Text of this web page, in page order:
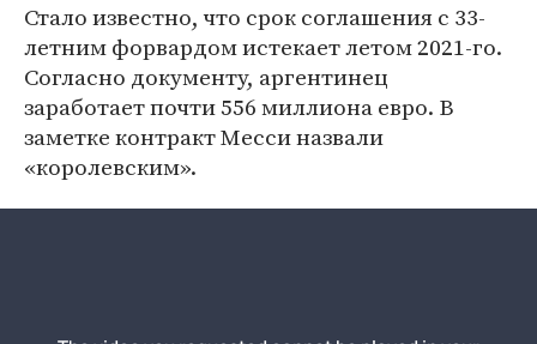
Стало известно, что срок соглашения с 33-
летним форвардом истекает летом 2021-го.
Согласно документу, аргентинец
заработает почти 556 миллиона евро. В
заметке контракт Месси назвали
«королевским».